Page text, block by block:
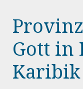
Gott in
Karibik